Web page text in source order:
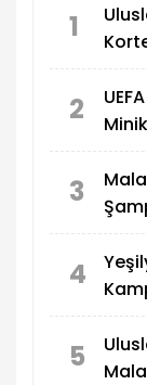
1
2
3
4
5